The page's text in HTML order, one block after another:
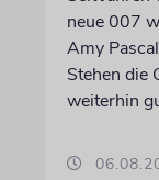
neue 007
Amy
Stehen die
weiterhin